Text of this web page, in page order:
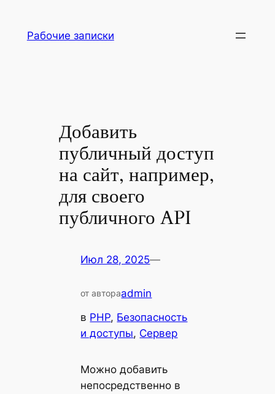
содержимому
Рабочие записки
Добавить
публичный доступ
на сайт, например,
для своего
публичного API
Июл 28, 2025—
от автораadmin
в PHP, Безопасность
и доступы, Сервер
Можно добавить
непосредственно в